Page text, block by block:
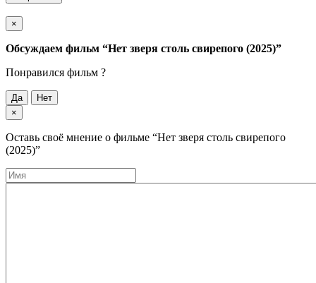
×
Обсуждаем фильм “Нет зверя столь свирепого (2025)”
Понравился фильм ?
Да
Нет
×
Оставь своё мнение о фильме “Нет зверя столь свирепого
(2025)”